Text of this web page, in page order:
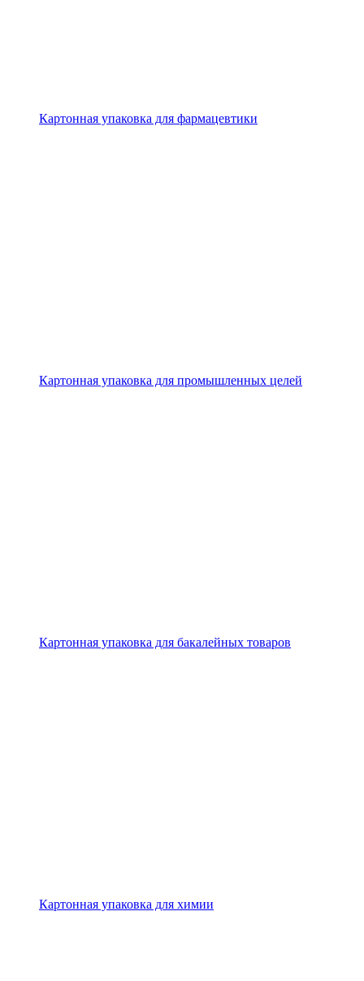
Картонная упаковка для фармацевтики
Картонная упаковка для промышленных целей
Картонная упаковка для бакалейных товаров
Картонная упаковка для химии